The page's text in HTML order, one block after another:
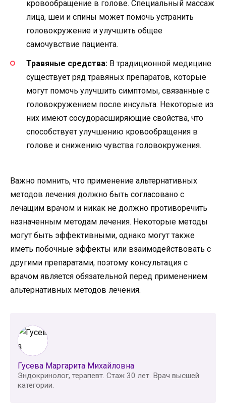
кровообращение в голове. Специальный массаж
лица, шеи и спины может помочь устранить
головокружение и улучшить общее
самочувствие пациента.
Травяные средства: В традиционной медицине
существует ряд травяных препаратов, которые
могут помочь улучшить симптомы, связанные с
головокружением после инсульта. Некоторые из
них имеют сосудорасширяющие свойства, что
способствует улучшению кровообращения в
голове и снижению чувства головокружения.
Важно помнить, что применение альтернативных
методов лечения должно быть согласовано с
лечащим врачом и никак не должно противоречить
назначенным методам лечения. Некоторые методы
могут быть эффективными, однако могут также
иметь побочные эффекты или взаимодействовать с
другими препаратами, поэтому консультация с
врачом является обязательной перед применением
альтернативных методов лечения.
Гусева Маргарита Михайловна
Эндокринолог, терапевт. Стаж 30 лет. Врач высшей
категории.